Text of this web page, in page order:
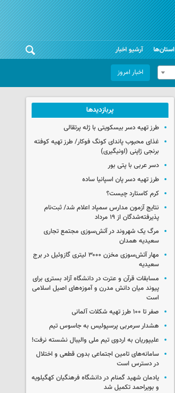
استان‌ها آرشیو اخبار
اخبار امروز
پربازدیدها
طرز تهیه دسر بیسکویتی با ژله پرتقالی
غذای محبوب پاندای کونگ فوکار/ طرز تهیه کوفته
برنجی ژاپنی (اونیگیری)
دسر عربی با پتی بور
طرز تهیه دسر پان اسپانیا ساده
کرم کاستارد چیست؟
نتایج آزمون مدارس سمپاد اعلام شد/ ثبت‌نام
پذیرفته‌شدگان از ۱۹ مرداد
مرگ یک شهروند در آتش‌سوزی مجتمع تجاری
سعیدیه همدان
مهار آتش‌سوزی مخزن ۳۰۰۰ لیتری گازوئیل در برج
سعیدیه
مسابقات قرآن و عترت در دانشگاه آزاد بستری برای
پیوند میان دانش مدرن و آموزه‌های اصیل اسلامی
است
صفر تا ۱۰۰ طرز تهیه شکلات آلمانی
هشدار سرمربی پرسپولیس به جاسوس تیم
علیپوریان به اردوی تیم ملی والیبال نشسته نرفت!
سامانه‌های تامین اجتماعی بدون قطعی و اختلال
در دسترس است
یادمان شهید گمنام در دانشگاه فرهنگیان کهگیلویه
و بویراحمد تکمیل شد